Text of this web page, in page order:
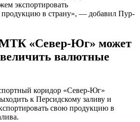
экспортировать
продукцию в страну», — добавил Пур-
«Север-Юг» может
валютные
коридор «Север-Юг»
к Персидскому заливу и
свою продукцию в